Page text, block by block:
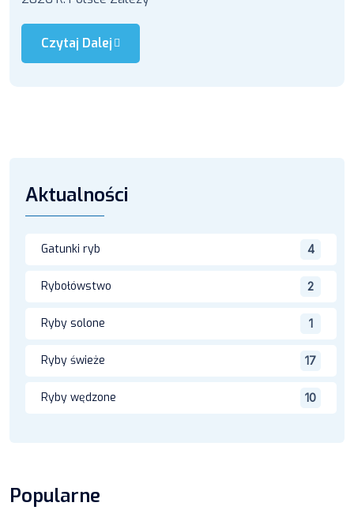
Czytaj Dalej
Aktualności
Gatunki ryb 4
Rybołówstwo 2
Ryby solone 1
Ryby świeże 17
Ryby wędzone 10
Popularne